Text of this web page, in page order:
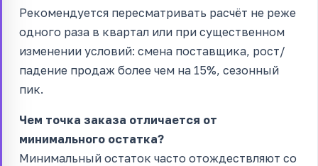
Рекомендуется пересматривать расчёт не реже
одного раза в квартал или при существенном
изменении условий: смена поставщика, рост/
падение продаж более чем на 15%, сезонный
пик.
Чем точка заказа отличается от
минимального остатка?
Минимальный остаток часто отождествляют со